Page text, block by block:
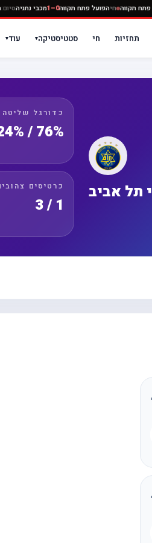
0–0 מכבי פתח תקווה חיהפועל פתח תקווה0–1
תחזיות חי סטטיסטיקה▾ עוד▾
תל אביב
כדורגל שליטה
76% / 24%
כרטיסים
1 / 3
'
'